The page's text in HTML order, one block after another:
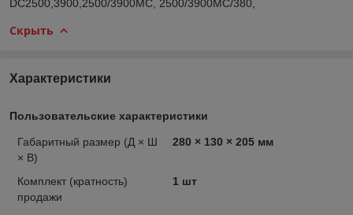
DC2500,3900,2500/3900MC, 2500/3900MC/380,
Скрыть
Характеристики
Пользовательские характеристики
Габаритный размер (Д × Ш
× В)
280 × 130 × 205 мм
Комплект (кратность)
продажи
1 шт